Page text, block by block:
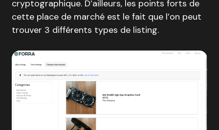
cryptographique. D’ailleurs, les points forts de
cette place de marché est le fait que l’on peut
trouver 3 différents types de listing.